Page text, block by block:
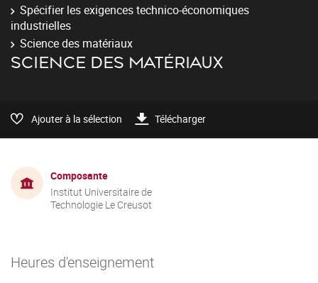
Spécifier les exigences technico-économiques
industrielles
Science des matériaux
SCIENCE DES MATÉRIAUX
Ajouter à la sélection Télécharger
Composante
Institut Universitaire de
Technologie Le Creusot
Heures d'enseignement